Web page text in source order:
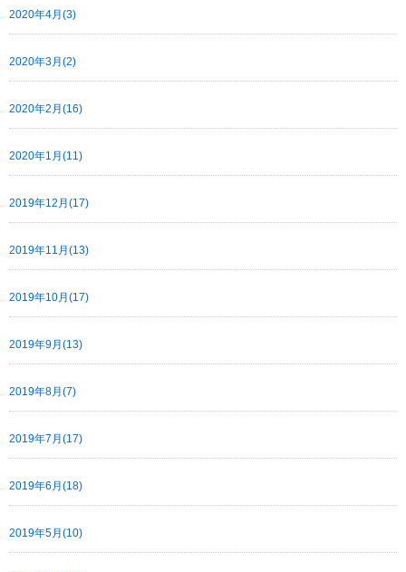
2020年4月(3)
2020年3月(2)
2020年2月(16)
2020年1月(11)
2019年12月(17)
2019年11月(13)
2019年10月(17)
2019年9月(13)
2019年8月(7)
2019年7月(17)
2019年6月(18)
2019年5月(10)